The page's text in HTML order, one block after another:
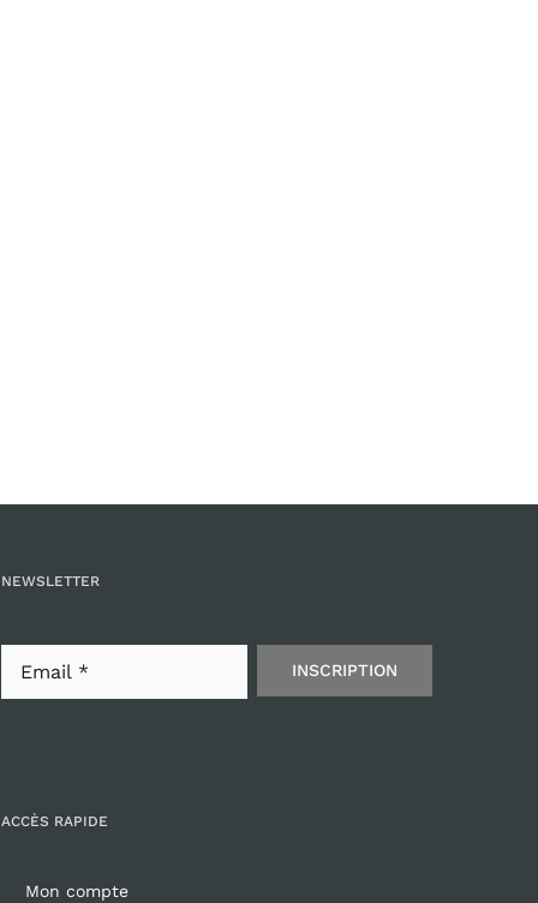
NEWSLETTER
INSCRIPTION
ACCÈS RAPIDE
Mon compte